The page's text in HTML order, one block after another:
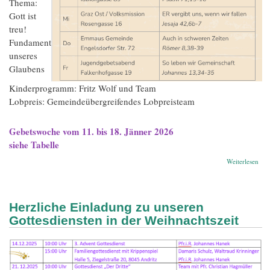
Gott ist
treu!
Fundament
unseres
Glaubens
Kinderprogramm: Fritz Wolf und Team
Lobpreis: Gemeindeübergreifendes Lobpreisteam
Gebetswoche vom 11. bis 18. Jänner 2026
siehe Tabelle
Weiterlesen
Herzliche Einladung zu unseren
Gottesdiensten in der Weihnachtszeit